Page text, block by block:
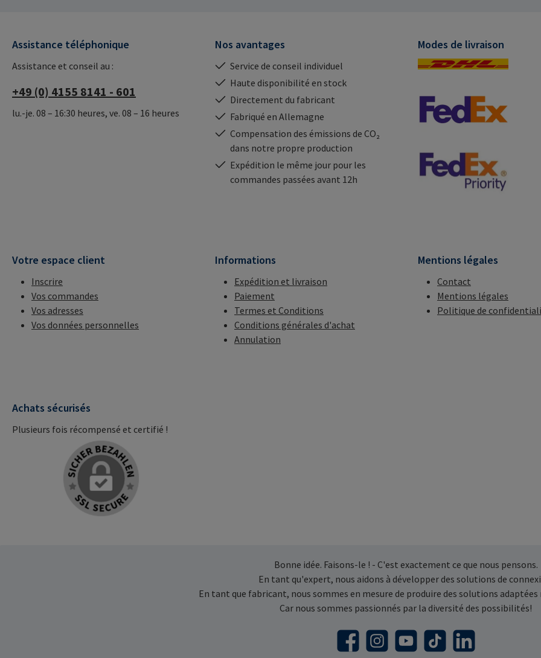
Assistance téléphonique
Assistance et conseil au :
+49 (0) 4155 8141 - 601
lu.-je. 08 – 16:30 heures, ve. 08 – 16 heures
Nos avantages
Service de conseil individuel
Haute disponibilité en stock
Directement du fabricant
Fabriqué en Allemagne
Compensation des émissions de CO₂
dans notre propre production
Expédition le même jour pour les
commandes passées avant 12h
Modes de livraison
Votre espace client
Inscrire
Vos commandes
Vos adresses
Vos données personnelles
Informations
Expédition et livraison
Paiement
Termes et Conditions
Conditions générales d'achat
Annulation
Mentions légales
Contact
Mentions légales
Politique de
Achats sécurisés
Plusieurs fois récompensé et certifié !
Bonne idée. Faisons-le ! - C'est exactement ce que nous pensons.
En tant qu'expert, nous aidons à développer des solutions de
En tant que fabricant, nous sommes en mesure de produire des solutions adaptées
Car nous sommes passionnés par la diversité des possibilités!
FacebookInstagramYouTubeTikTok LinkedIn